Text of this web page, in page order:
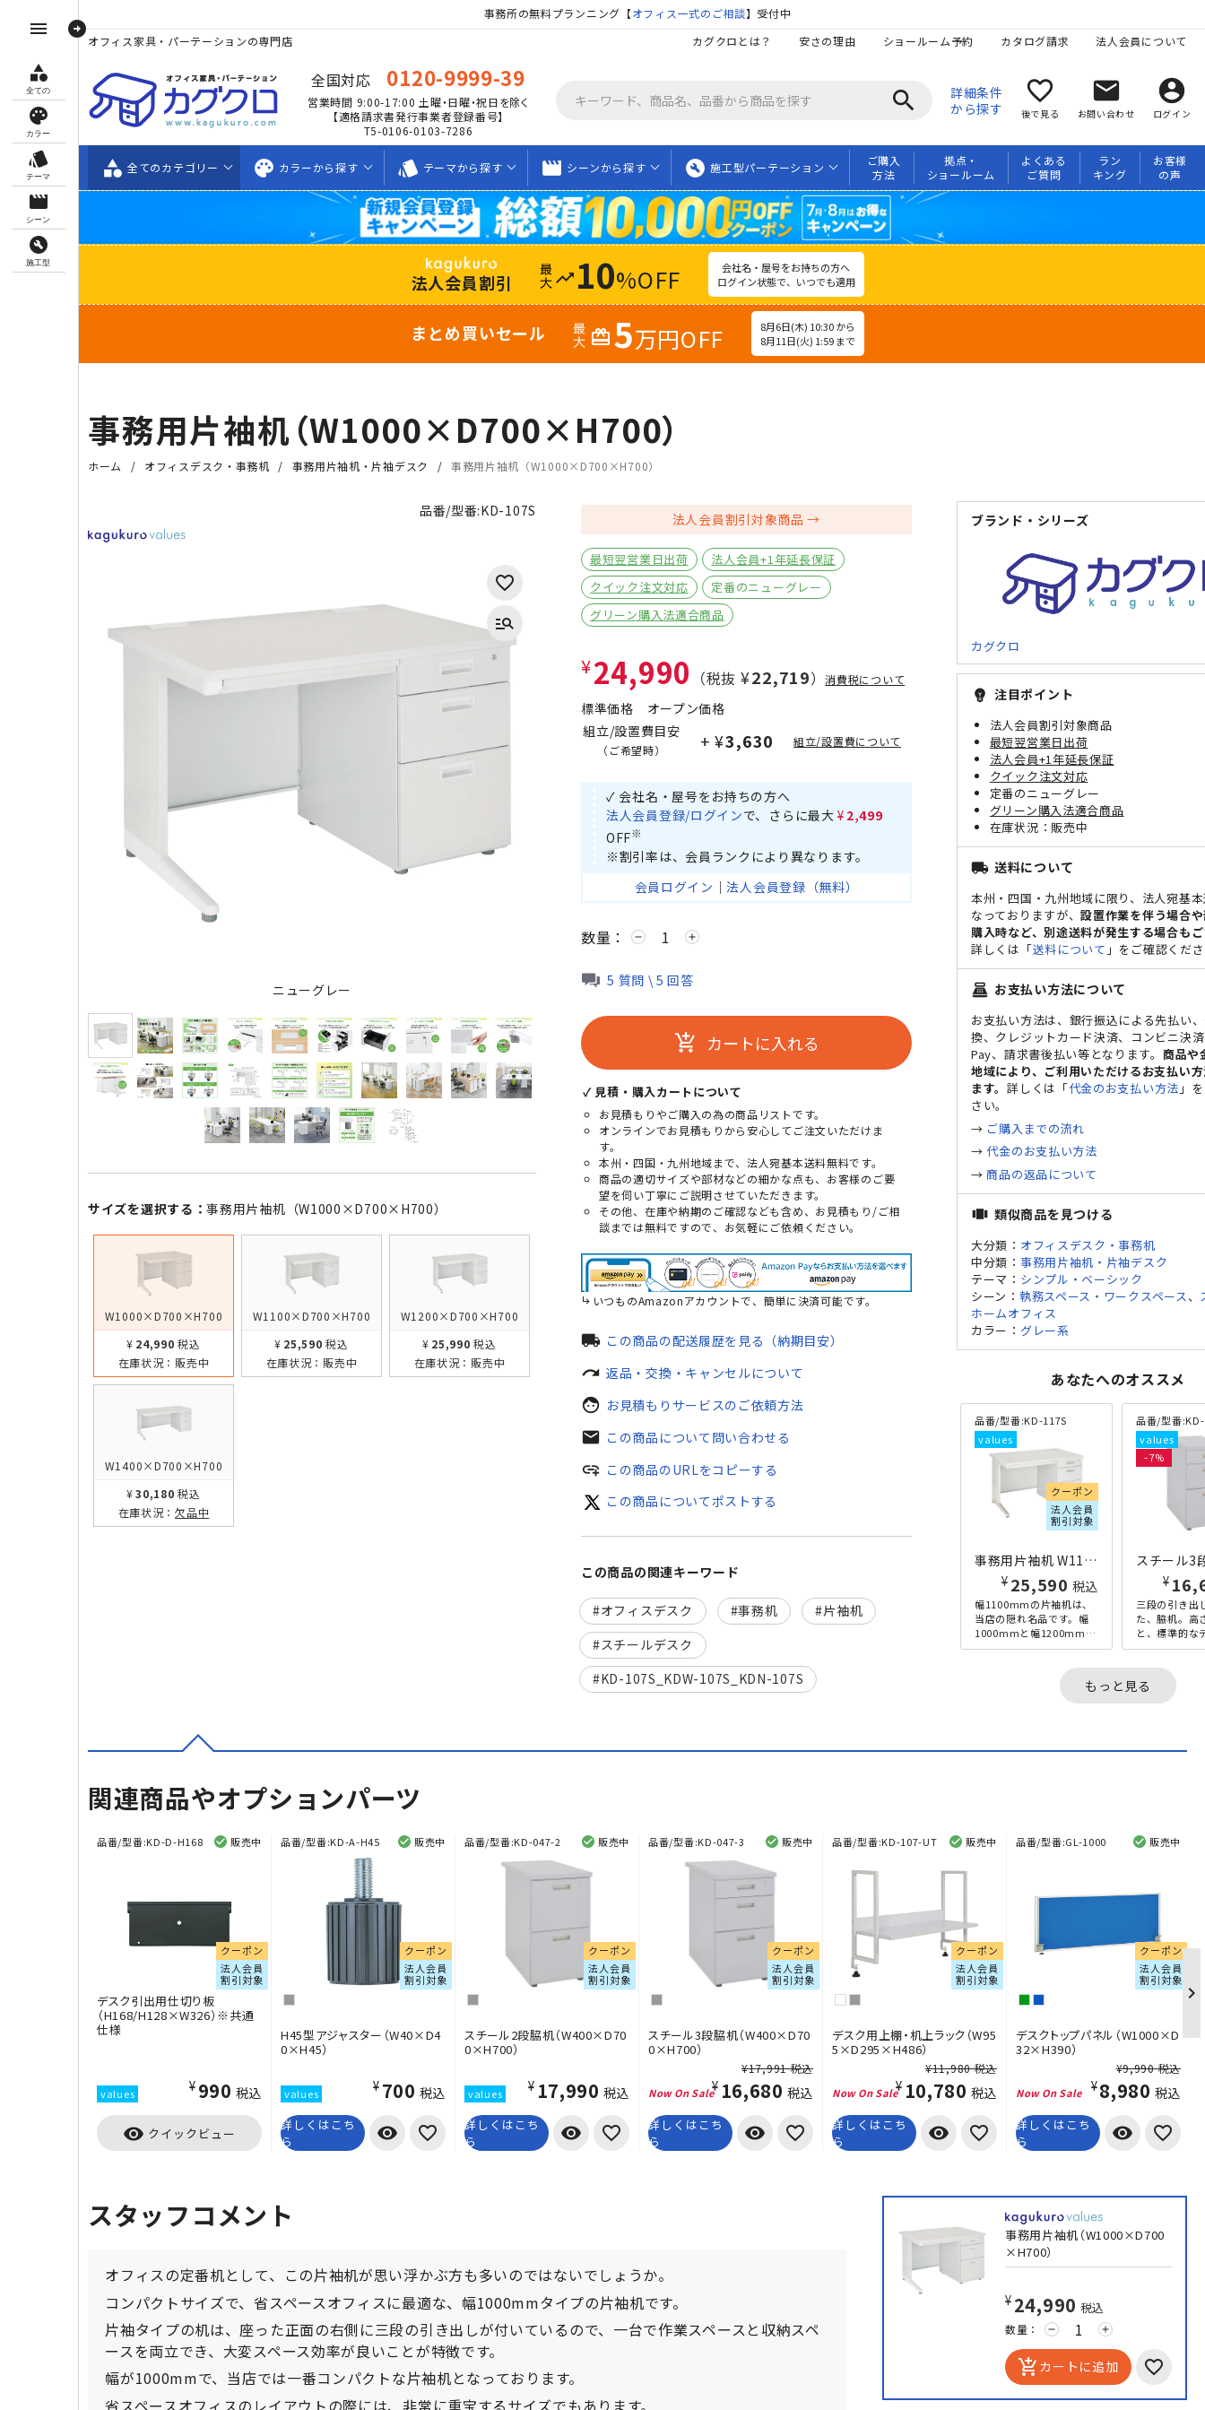
menu arrow_circle_right
category
全ての
palette
カラー
style
テーマ
movie_creation
シーン
build_circle
施工型
事務所の無料プランニング【オフィス一式のご相談】受付中
オフィス家具・パーテーションの専門店
カグクロとは？ 安さの理由 ショールーム予約 カタログ請求 法人会員について
全国対応 0120-9999-39
営業時間 9:00-17:00 土曜・日曜・祝日を除く
【適格請求書発行事業者登録番号】
T5-0106-0103-7286
search
詳細条件
から探す
favorite_border
後で見る
mail
お問い合わせ
account_circle
ログイン
category 全てのカテゴリー palette カラーから探す style テーマから探す movie_creation シーンから探す build_circle 施工型パーテーション
ご購入
方法
拠点・
ショールーム
よくある
ご質問
ラン
キング
お客様
の声
法人会員割引 trending_up 10%OFF
会社名・屋号をお持ちの方へ
ログイン状態で、いつでも適用
まとめ買いセール redeem 5万円OFF
8月6日(木) 10:30 から
8月11日(火) 1:59 まで
事務用片袖机（W1000×D700×H700）
ホーム オフィスデスク・事務机 事務用片袖机・片袖デスク 事務用片袖机（W1000×D700×H700）
品番/型番:KD-107S
ニューグレー
サイズを選択する：事務用片袖机（W1000×D700×H700）
W1000×D700×H700
¥24,990 税込
在庫状況： 販売中
W1100×D700×H700
¥25,590 税込
在庫状況： 販売中
W1200×D700×H700
¥25,990 税込
在庫状況： 販売中
W1400×D700×H700
¥30,180 税込
在庫状況：欠品中
法人会員割引対象商品
最短翌営業日出荷
法人会員+1年延長保証
クイック注文対応
定番のニューグレー
グリーン購入法適合商品
¥24,990 （税抜 ¥22,719）消費税について
標準価格 オープン価格
組立/設置費目安
（ご希望時） + ¥3,630 組立/設置費について
✓ 会社名・屋号をお持ちの方へ
法人会員登録/ログインで、さらに最大 ¥2,499
OFF※
※割引率は、会員ランクにより異なります。
会員ログイン ｜法人会員登録（無料）
数量： remove add
5 質問 \ 5 回答
add_shopping_cart カートに入れる
✓ 見積・購入カートについて
お見積もりやご購入の為の商品リストです。
オンラインでお見積もりから安心してご注文いただけま
す。
本州・四国・九州地域まで、法人宛基本送料無料です。
商品の適切サイズや部材などの細かな点も、お客様のご要
望を伺い丁寧にご説明させていただきます。
その他、在庫や納期のご確認なども含め、お見積もり/ご相
談までは無料ですので、お気軽にご依頼ください。
いつものAmazonアカウントで、簡単に決済可能です。
local_shipping この商品の配送履歴を見る（納期目安）
redo 返品・交換・キャンセルについて
face お見積もりサービスのご依頼方法
mail この商品について問い合わせる
add_link この商品のURLをコピーする
この商品についてポストする
この商品の関連キーワード
オフィスデスク 事務机
片袖机
スチールデスク
KD-107S_KDW-107S_KDN-107S
ブランド・シリーズ
カグクロ
emoji_objects 注目ポイント
法人会員割引対象商品
最短翌営業日出荷
法人会員+1年延長保証
クイック注文対応
定番のニューグレー
グリーン購入法適合商品
販売中
local_shipping 送料について
本州・四国・九州地域に限り、法人宛基
なっておりますが、設置作業を伴う場合
購入時など、別途送料が発生する場合も
詳しくは「送料について 」をご確認くだ
point_of_sale お支払い方法について
お支払い方法は、銀行振込による先払い
換、クレジットカード決済、コンビニ決
Pay、請求書後払い等となります。 商品や
地域により、ご利用いただけるお支払い
ます。詳しくは「代金のお支払い方法 」
さい。
→ ご購入までの流れ
→代金のお支払い方法
→ 商品の返品について
view_carousel 類似商品を見つける
大分類： オフィスデスク・事務机
中分類： 事務用片袖机・片袖デスク
テーマ： シンプル・ベーシック
シーン： 執務スペース・ワークスペース、
ホームオフィス
カラー： グレー系
あなたへのオススメ
品番/型番:KD-117S
クーポン
法人会員
割引対象
事務用片袖机 W1100×D700×H700 ニューグレー
¥ 25,590 税込
幅1100mmの片袖机は、
当店の隠れ名品です。幅
1000mmと幅1200mmの
中間タイプとして、ご愛
品番/型番:
7
¥
三段の引き出
た、脇机。高
と、標準的な
ーブルと同じ
ることで、
スを拡...
もっと見る
関連商品やオプションパーツ
品番/型番:KD-D-H168 販売中
クーポン
法人会員
割引対象
デスク引出用仕切り板
（H168/H128×W326）※共通
仕様
¥990 税込
visibility クイックビュー
品番/型番:KD-A-H45 販売中
クーポン
法人会員
割引対象
H45型アジャスター（W40×D4
0×H45）
¥700 税込
詳しくはこち
ら
visibility
品番/型番:KD-047-2 販売中
クーポン
法人会員
割引対象
スチール2段脇机（W400×D70
0×H700）
¥17,990 税込
詳しくはこち
ら
visibility
品番/型番:KD-047-3 販売中
クーポン
法人会員
割引対象
スチール3段脇机（W400×D70
0×H700）
¥17,991 税込
¥16,680 税込
詳しくはこち
ら
visibility
品番/型番:KD-107-UT 販売中
クーポン
法人会員
割引対象
デスク用上棚・机上ラック（W95
5×D295×H486）
¥11,980 税込
¥10,780 税込
詳しくはこち
ら
visibility
品番/型番:GL-1000 販売中
クーポン
法人会員
割引対象
デスクトップパネル（W1000×D
32×H390）
¥9,990 税込
¥8,980 税込
詳しくはこち
ら
visibility
スタッフコメント
オフィスの定番机として、この片袖机が思い浮かぶ方も多いのではないでしょうか。
コンパクトサイズで、省スペースオフィスに最適な、幅1000mmタイプの片袖机です。
片袖タイプの机は、座った正面の右側に三段の引き出しが付いているので、一台で作業スペースと収納スペ
ースを両立でき、大変スペース効率が良いことが特徴です。
幅が1000mmで、当店では一番コンパクトな片袖机となっております。
省スペースオフィスのレイアウトの際には、非常に重宝するサイズでもあります。
事務用片袖机（W1000×D700
×H700）
¥24,990 税込
数量： remove add
add_shopping_cart カートに追加